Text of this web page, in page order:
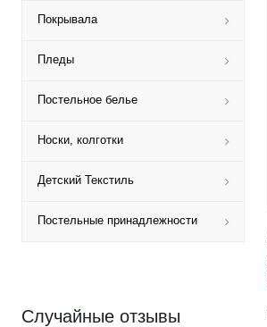
Покрывала
Пледы
Постельное белье
Носки, колготки
Детский Текстиль
Постельные принадлежности
Случайные отзывы